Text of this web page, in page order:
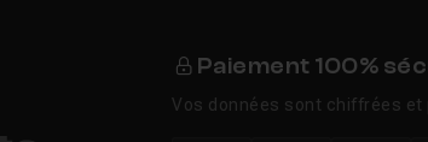
Paiement 100%
Vos données sont chiffrées